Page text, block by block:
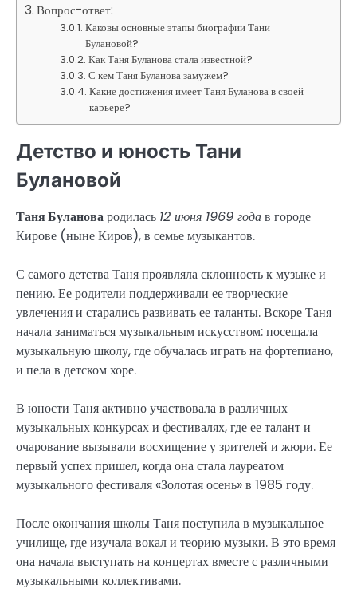
Вопрос-ответ:
Каковы основные этапы биографии Тани
Булановой?
Как Таня Буланова стала известной?
С кем Таня Буланова замужем?
Какие достижения имеет Таня Буланова в своей
карьере?
Детство и юность Тани
Булановой
Таня Булановародилась 12 июня 1969 годав городе
Кирове (ныне Киров), в семье музыкантов.
С самого детства Таня проявляла склонность к музыке и
пению. Ее родители поддерживали ее творческие
увлечения и старались развивать ее таланты. Вскоре Таня
начала заниматься музыкальным искусством: посещала
музыкальную школу, где обучалась играть на фортепиано,
и пела в детском хоре.
В юности Таня активно участвовала в различных
музыкальных конкурсах и фестивалях, где ее талант и
очарование вызывали восхищение у зрителей и жюри. Ее
первый успех пришел, когда она стала лауреатом
музыкального фестиваля «Золотая осень» в 1985 году.
После окончания школы Таня поступила в музыкальное
училище, где изучала вокал и теорию музыки. В это время
она начала выступать на концертах вместе с различными
музыкальными коллективами.